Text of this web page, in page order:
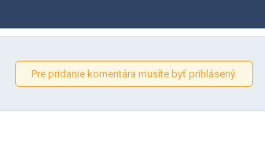
Pre pridanie komentára musíte byť prihlásený.